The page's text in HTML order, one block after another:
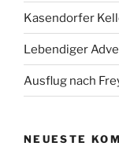
Kasendorfer
Lebendiger
Ausflug nach
NEUESTE